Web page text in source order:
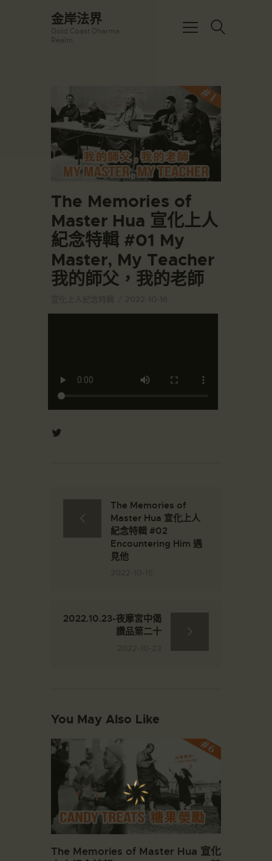
金岸法界
Gold Coast Dharma
Realm
主頁
金岸活動|EVENTS
講經說法
關於金岸
宣化上人
教育培德
聯繫我們
登录|LOGIN
The Memories of
Master Hua 宣化上人
紀念特輯 #01 My
Master, My Teacher
我的師父，我的老師
The Memories of
Master Hua 宣化上人
紀念特輯 #02
Encountering Him 遇
見他
2022.10.23-夜摩宮中偈
讚品第二十
You May Also Like
The Memories of Master Hua 宣化
☀️法宴：華嚴經入法界品第三十九 ☀️
🙏講者：上恆下實法師 (Rev. Heng
Sure)
⏰California Time
09:30 - 11:00pm Every Sat
👉Zoom Link 链接：
https://drba-
org.zoom.us/j/84914586289
👉Meeting ID 会议号：84914586289
🔔提醒:
一、請以【全名+所在地】方式加入會
Got it!